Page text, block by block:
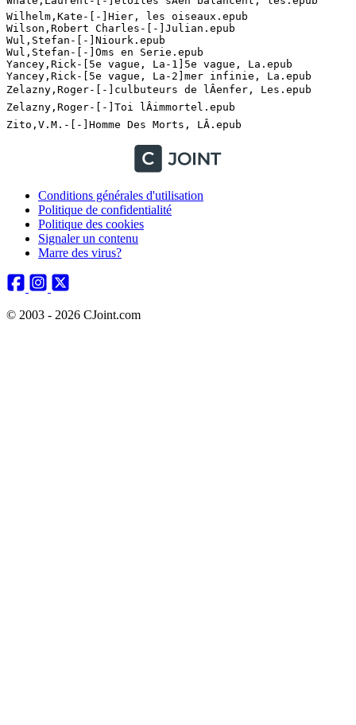
Conditions générales d'utilisation
Politique de confidentialité
Politique des cookies
Signaler un contenu
Marre des virus?
© 2003 - 2026 CJoint.com